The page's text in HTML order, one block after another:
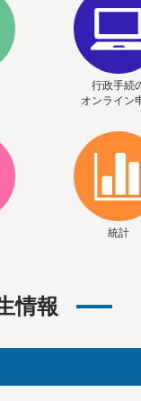
行政手続
オンライン
統計
情報